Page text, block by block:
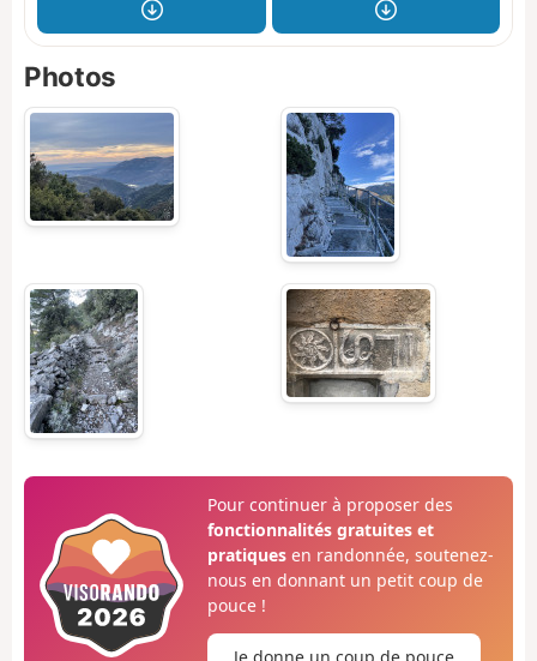
Photos
Pour continuer à proposer des
fonctionnalités gratuites et
pratiquesen randonnée, soutenez-
nous en donnant un petit coup de
pouce !